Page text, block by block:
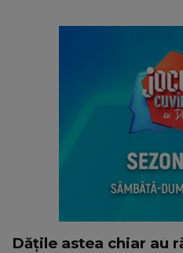
Dățile astea chiar au